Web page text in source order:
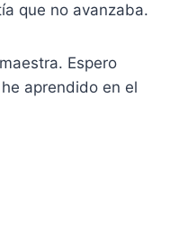
que no avanzaba.
Espero
aprendido en el